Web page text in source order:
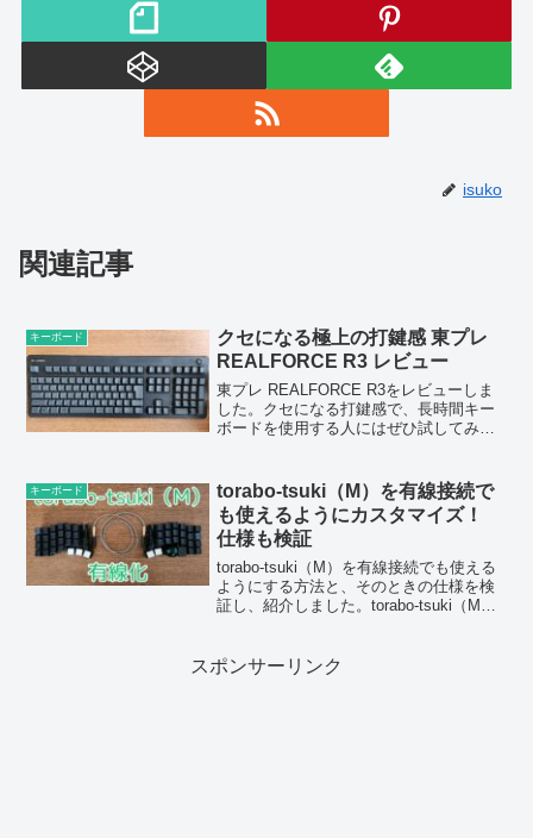
isuko
関連記事
キーボード
クセになる極上の打鍵感 東プレ
REALFORCE R3 レビュー
東プレ REALFORCE R3をレビューしま
した。クセになる打鍵感で、長時間キー
ボードを使用する人にはぜひ試してみて
キーボード
torabo-tsuki（M）を有線接続で
も使えるようにカスタマイズ！
仕様も検証
torabo-tsuki（M）を有線接続でも使える
ようにする方法と、そのときの仕様を検
証し、紹介しました。torabo-tsuki（M）
れほど難しくない作業で解決できまし
スポンサーリンク